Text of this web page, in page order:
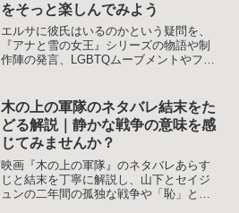
をそっと楽しんでみよう
エルサに彼氏はいるのかという疑問を、
『アナと雪の女王』シリーズの物語や制
作陣の発言、LGBTQムーブメントやファ
解できます。エルサの独立した生き方や
家族への愛の意味も映画あらすじと共に
静かに味わえます。
木の上の軍隊のネタバレ結末をた
どる解説｜静かな戦争の意味を感
じてみませんか？
映画『木の上の軍隊』のネタバレあらす
じと結末を丁寧に解説し、山下とセイジ
ュンの二年間の孤独な戦争や「恥」と故